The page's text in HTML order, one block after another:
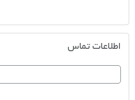
اطلاعات تماس